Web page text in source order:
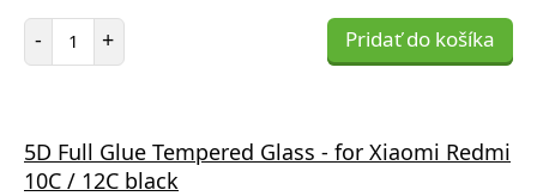
- Počet položiek
+ Pridať do košíka
5D Full Glue Tempered Glass - for Xiaomi Redmi
10C / 12C black